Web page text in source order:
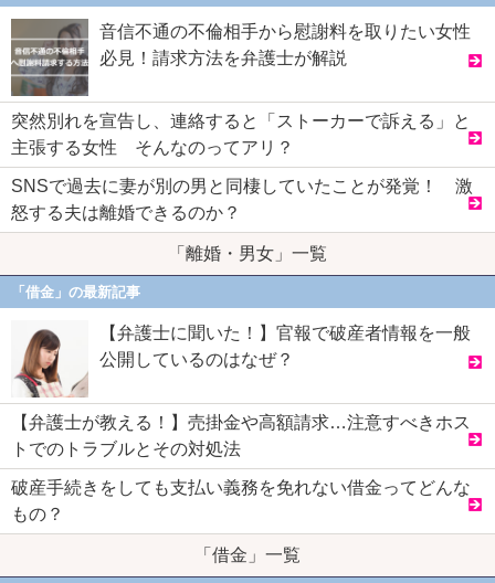
音信不通の不倫相手から慰謝料を取りたい女性
必見！請求方法を弁護士が解説
突然別れを宣告し、連絡すると「ストーカーで訴える」と
主張する女性 そんなのってアリ？
SNSで過去に妻が別の男と同棲していたことが発覚！ 激
怒する夫は離婚できるのか？
「離婚・男女」一覧
「借金」の最新記事
【弁護士に聞いた！】官報で破産者情報を一般
公開しているのはなぜ？
【弁護士が教える！】売掛金や高額請求…注意すべきホス
トでのトラブルとその対処法
破産手続きをしても支払い義務を免れない借金ってどんな
もの？
「借金」一覧